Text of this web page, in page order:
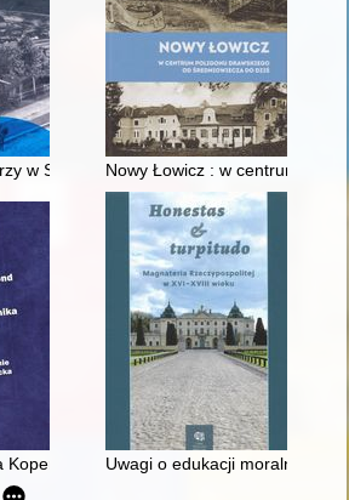
w Sopocie : prestiż finansowy i
Nowy Łowicz : w centrum
Kopernika z rodu ŚlązakaUwagi o edukacji moralnej